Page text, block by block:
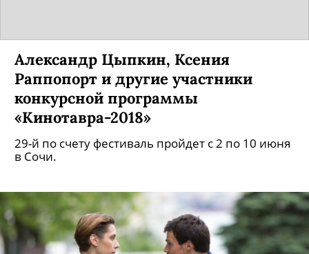
Александр Цыпкин, Ксения
Раппопорт и другие участники
конкурсной программы
«Кинотавра-2018»
29-й по счету фестиваль пройдет с 2 по 10 июня
в Сочи.